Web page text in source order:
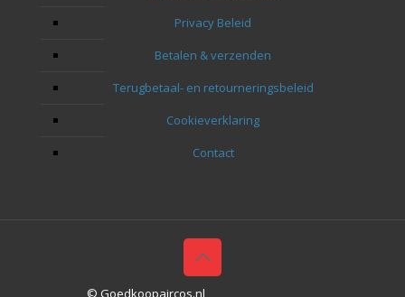
Privacy Beleid
Betalen & verzenden
Terugbetaal- en retourneringsbeleid
Cookieverklaring
Contact
© Goedkoopaircos.nl